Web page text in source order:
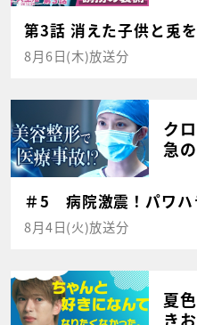
第3話 消えた子供と兎を
8月6日(木)放送分
ク
急
＃5 病院激震！パワハ
8月4日(火)放送分
夏
き